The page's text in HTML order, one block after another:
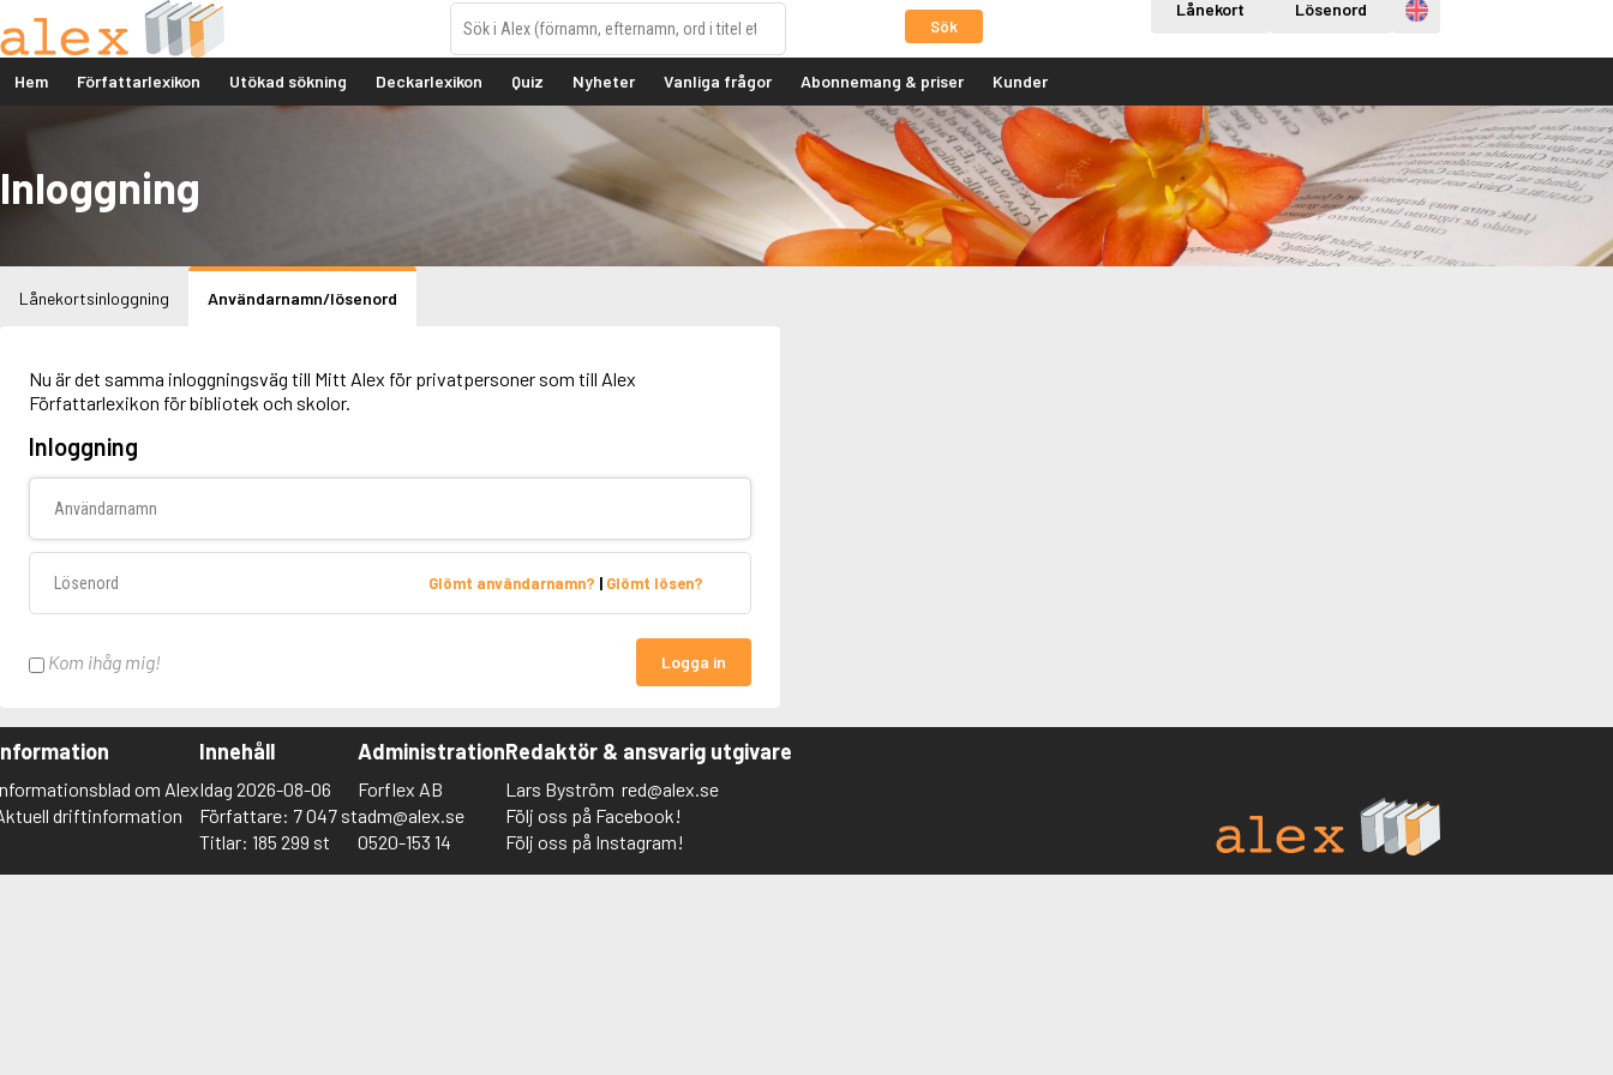
Sök
Lånekort Lösenord Engelska
Hem Författarlexikon Utökad sökning Deckarlexikon Quiz Nyheter Vanliga frågor Abonnemang & priser Kunder
Inloggning
Lånekortsinloggning Användarnamn/lösenord
Nu är det samma inloggningsväg till Mitt Alex för privatpersoner som till Alex
Författarlexikon för bibliotek och skolor.
Inloggning
Glömt användarnamn? | Glömt lösen?
Kom ihåg mig! Logga in
om Alex
driftinformation
Innehåll
Idag 2026-08-06
Författare: 7 047 st
Titlar: 185 299 st
Administration
Forflex AB
adm@alex.se
0520-153 14
Redaktör & ansvarig utgivare
Lars Byström red@alex.se
Följ oss på Facebook!
Följ oss på Instagram!